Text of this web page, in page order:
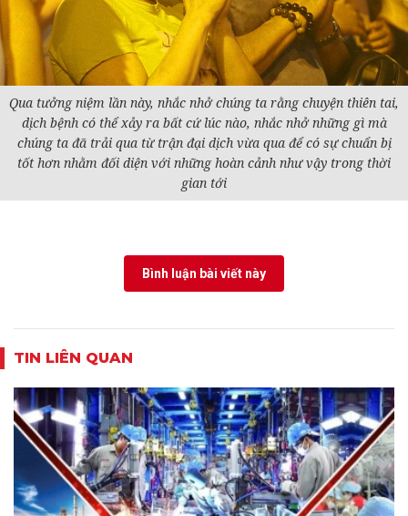
Qua tưởng niệm lần này, nhắc nhở chúng ta rằng chuyện thiên tai,
dịch bệnh có thể xảy ra bất cứ lúc nào, nhắc nhở những gì mà
chúng ta đã trải qua từ trận đại dịch vừa qua để có sự chuẩn bị
tốt hơn nhằm đối diện với những hoàn cảnh như vậy trong thời
gian tới
Bình luận bài viết này
TIN LIÊN QUAN